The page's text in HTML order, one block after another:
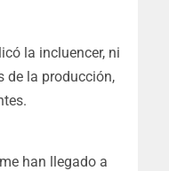
la incluencer, ni
de la producción,
han llegado a